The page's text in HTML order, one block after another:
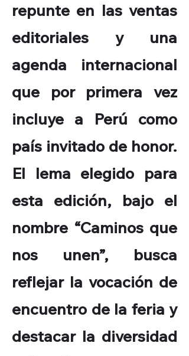
repunte en las ventas
editoriales y una
agenda internacional
que por primera vez
incluye a Perú como
país invitado de honor.
El lema elegido para
esta edición, bajo el
nombre “Caminos que
nos unen”, busca
reflejar la vocación de
encuentro de la feria y
destacar la diversidad